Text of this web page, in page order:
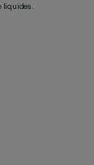
liquides.